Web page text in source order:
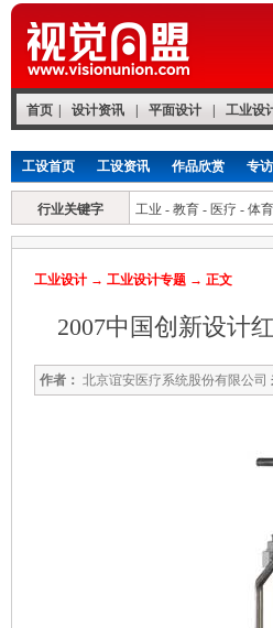
首页 设计资讯 平面设计 工业设
工设首页 工设资讯 作品欣赏 专访
行业关键字 工业 - 教育 - 医疗 - 体育
工业设计 → 工业设计专题 → 正文
2007中国创新设计
作者： 北京谊安医疗系统股份有限公司